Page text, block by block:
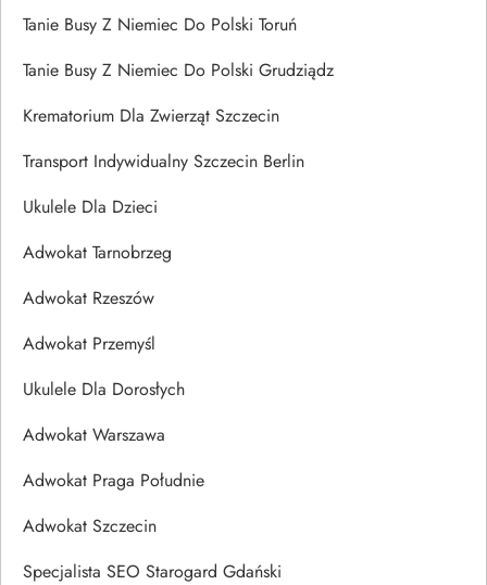
Tanie Busy Z Niemiec Do Polski Toruń
Tanie Busy Z Niemiec Do Polski Grudziądz
Krematorium Dla Zwierząt Szczecin
Transport Indywidualny Szczecin Berlin
Ukulele Dla Dzieci
Adwokat Tarnobrzeg
Adwokat Rzeszów
Adwokat Przemyśl
Ukulele Dla Dorosłych
Adwokat Warszawa
Adwokat Praga Południe
Adwokat Szczecin
Specjalista SEO Starogard Gdański